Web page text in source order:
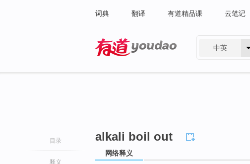
词典 翻译 有道精品课 云笔记
中英
目录
释义
alkali boil out
网络释义